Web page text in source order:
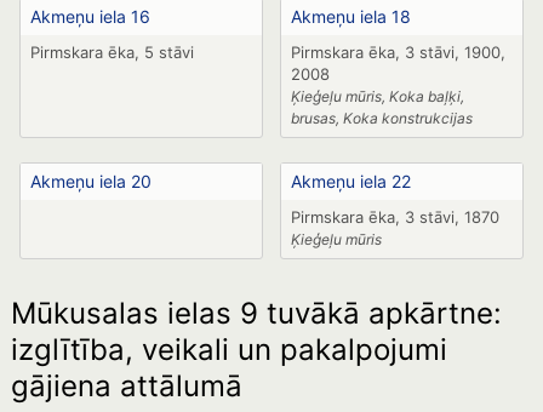
Akmeņu iela 16
Pirmskara ēka, 5 stāvi
Akmeņu iela 18
Pirmskara ēka, 3 stāvi, 1900,
2008
Ķieģeļu mūris, Koka baļķi,
brusas, Koka konstrukcijas
Akmeņu iela 20 Akmeņu iela 22
Pirmskara ēka, 3 stāvi, 1870
Ķieģeļu mūris
Mūkusalas ielas 9 tuvākā apkārtne:
izglītība, veikali un pakalpojumi
gājiena attālumā